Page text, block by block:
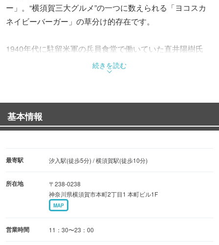
ー」。“横須賀三大グルメ”の一つに数えられる「ヨコスカ
ネイビーバーガー」の草分け的存在です。
1940年代に駐留米軍の兵員食堂で働いていた直井陽樹氏
が、昭和43（1968）年にオープンさせた同店。どぶ板通り
の黎明期から営業していた飲食店のうち、現存する最後の
在でも忠実に受け継がれています。
看板メニューの「ハニービーバーガー」に使用されるパテ
けていただくのがハニービー流です。アメリカ海軍に一番
ービーバーガーを縦に積み上げた「ビッグハニービーバー
ガー」など写真映えするメニューがそろいます。
また、創業時から独自の製法で作られている秘伝のソース
続きを読む
基本情報
最寄駅 汐入駅(徒歩5分) / 横須賀駅(徒歩10分)
所在地
〒238-0238
神奈川県横須賀市本町2丁目1 本町ビル1F
MAP
営業時間 11：30〜23：00